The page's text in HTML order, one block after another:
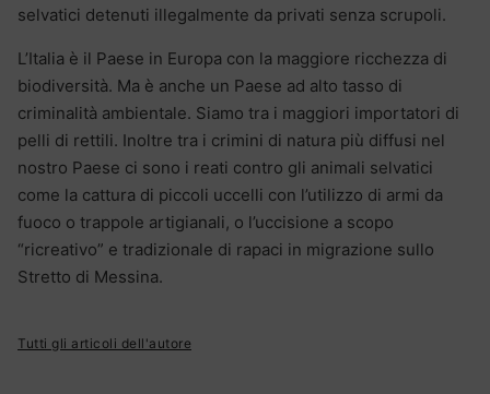
selvatici detenuti illegalmente da privati senza scrupoli.
L’Italia è il Paese in Europa con la maggiore ricchezza di
biodiversità. Ma è anche un Paese ad alto tasso di
criminalità ambientale. Siamo tra i maggiori importatori di
pelli di rettili. Inoltre tra i crimini di natura più diffusi nel
nostro Paese ci sono i reati contro gli animali selvatici
come la cattura di piccoli uccelli con l’utilizzo di armi da
fuoco o trappole artigianali, o l’uccisione a scopo
“ricreativo” e tradizionale di rapaci in migrazione sullo
Stretto di Messina.
Tutti gli articoli dell'autore